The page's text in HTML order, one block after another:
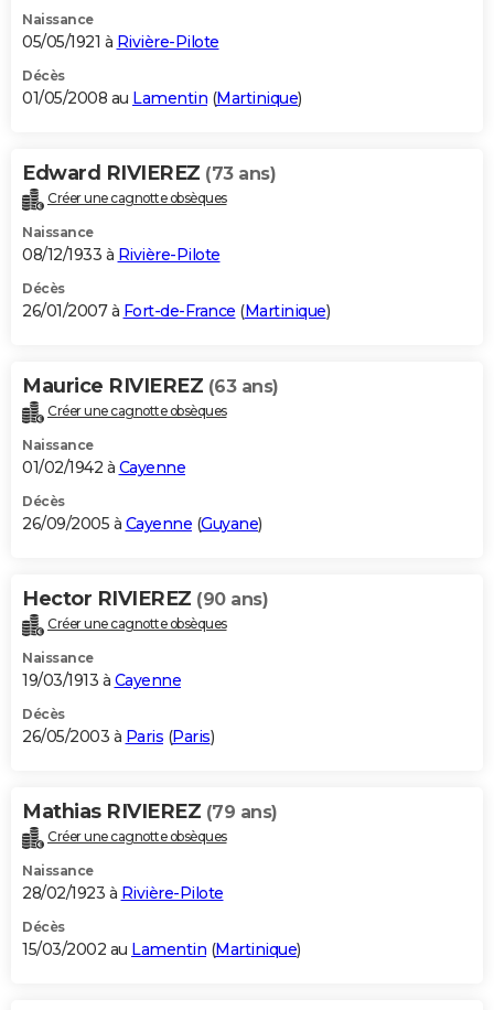
Naissance
05/05/1921 à Rivière-Pilote
Décès
01/05/2008 au Lamentin (Martinique)
Edward RIVIEREZ (73 ans)
Créer une cagnotte obsèques
Naissance
08/12/1933 à Rivière-Pilote
Décès
26/01/2007 à Fort-de-France (Martinique)
Maurice RIVIEREZ (63 ans)
Créer une cagnotte obsèques
Naissance
01/02/1942 à Cayenne
Décès
26/09/2005 à Cayenne (Guyane)
Hector RIVIEREZ (90 ans)
Créer une cagnotte obsèques
Naissance
19/03/1913 à Cayenne
Décès
26/05/2003 à Paris (Paris)
Mathias RIVIEREZ (79 ans)
Créer une cagnotte obsèques
Naissance
28/02/1923 à Rivière-Pilote
Décès
15/03/2002 au Lamentin (Martinique)